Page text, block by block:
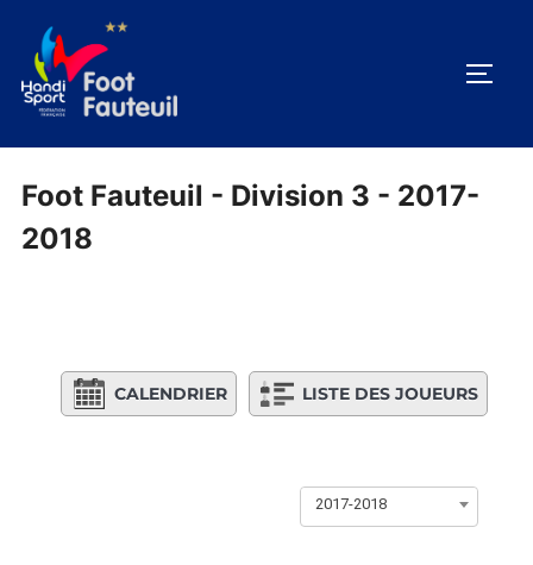
contenu
Foot Fauteuil - Division 3 - 2017-
2018
CALENDRIER LISTE DES JOUEURS
2017-2018